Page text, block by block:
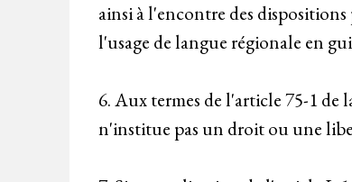
ainsi à l'encontre des
l'usage de langue régionale en
6. Aux termes de l'article 75-1
n'institue pas un droit ou une